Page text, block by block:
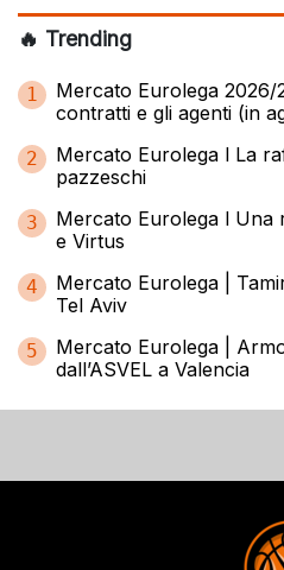
🔥 Trending
1
Mercato Eurolega
contratti e gli agenti (in
2
Mercato Eurolega l La
pazzeschi
3
Mercato Eurolega l Una
e Virtus
4
Mercato Eurolega |
Tel Aviv
5
Mercato Eurolega |
dall’ASVEL a Valencia